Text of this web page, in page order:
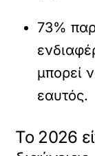
73%
μπορεί
εαυτός.
Το 2026